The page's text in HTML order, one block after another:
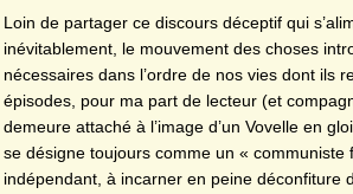
Loin de partager ce discours déceptif qui
inévitablement, le mouvement des choses
nécessaires dans l’ordre de nos vies dont ils
épisodes, pour ma part de lecteur (et
demeure attaché à l’image d’un Vovelle en
se désigne toujours comme un « communiste
indépendant, à incarner en peine déconfiture